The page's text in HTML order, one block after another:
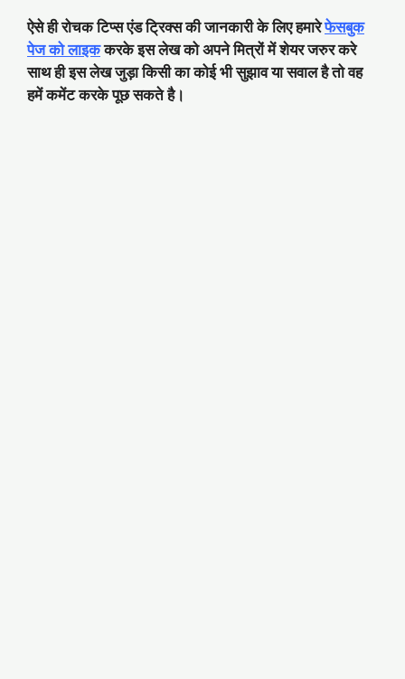
ऐसे ही रोचक टिप्स एंड ट्रिक्स की जानकारी के लिए हमारेफेसबुक
पेज को लाइककरके इस लेख को अपने मित्रों में शेयर जरुर करे
साथ ही इस लेख जुड़ा किसी का कोई भी सुझाव या सवाल है तो वह
हमें कमेंट करके पूछ सकते है।